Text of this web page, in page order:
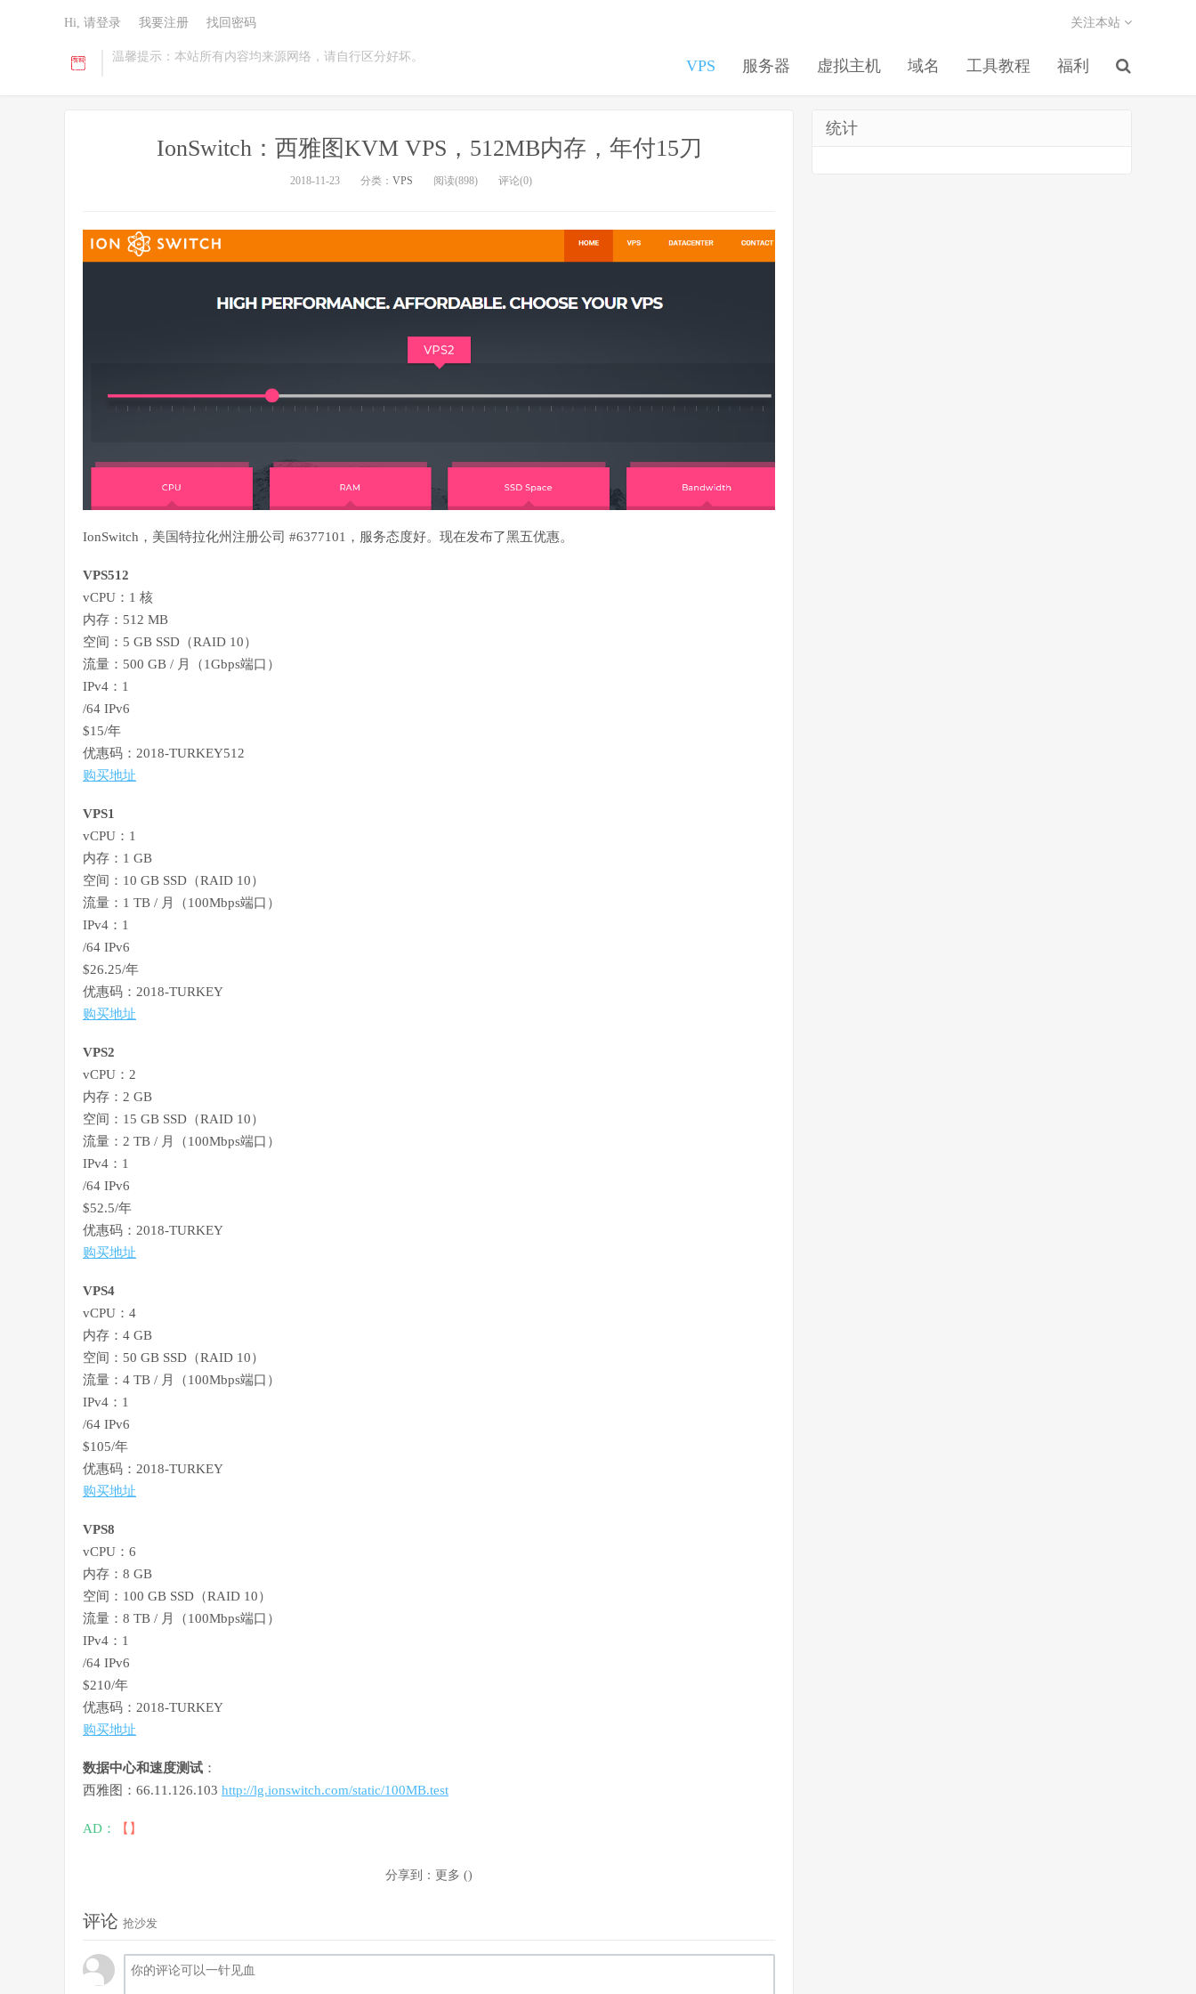
温馨提示：本站所有内容均来源网络，请自行区分好坏。
VPS 服务器 虚拟主机 域名 工具教程 福利
关注本站
Hi, 请登录 我要注册 找回密码
IonSwitch：西雅图KVM VPS，512MB内存，年付15刀
2018-11-23 分类： VPS 阅读(898) 评论(0)
IonSwitch，美国特拉化州注册公司 #6377101，服务态度好。现在发布了黑五优惠。
VPS512
vCPU：1 核
内存：512 MB
空间：5 GB SSD（RAID 10）
流量：500 GB / 月（1Gbps端口）
IPv4：1
/64 IPv6
$15/年
优惠码：2018-TURKEY512
购买地址
VPS1
vCPU：1
内存：1 GB
空间：10 GB SSD（RAID 10）
流量：1 TB / 月（100Mbps端口）
IPv4：1
/64 IPv6
$26.25/年
优惠码：2018-TURKEY
购买地址
VPS2
vCPU：2
内存：2 GB
空间：15 GB SSD（RAID 10）
流量：2 TB / 月（100Mbps端口）
IPv4：1
/64 IPv6
$52.5/年
优惠码：2018-TURKEY
购买地址
VPS4
vCPU：4
内存：4 GB
空间：50 GB SSD（RAID 10）
流量：4 TB / 月（100Mbps端口）
IPv4：1
/64 IPv6
$105/年
优惠码：2018-TURKEY
购买地址
VPS8
vCPU：6
内存：8 GB
空间：100 GB SSD（RAID 10）
流量：8 TB / 月（100Mbps端口）
IPv4：1
/64 IPv6
$210/年
优惠码：2018-TURKEY
购买地址
数据中心和速度测试 ：
西雅图：66.11.126.103 http://lg.ionswitch.com/static/100MB.test
AD： 【】
分享到： 更多 ()
评论 抢沙发
统计